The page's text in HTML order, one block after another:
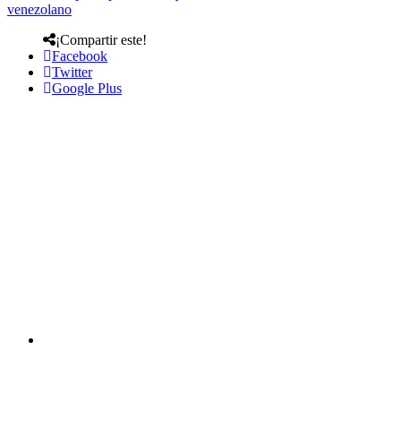
venezolano
¡Compartir este!
Facebook
Twitter
Google Plus